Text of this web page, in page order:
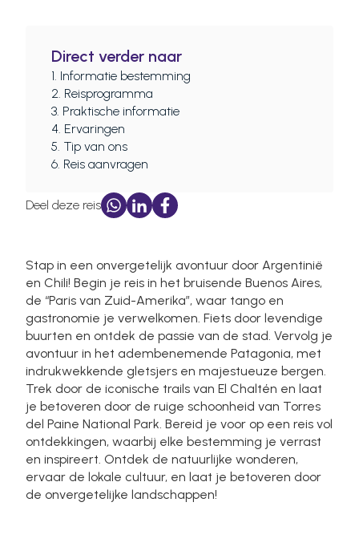
Preferences
Statistics
Marketing
Deny
Stap in een onvergetelijk avontuur door Argentinië
en Chili! Begin je reis in het bruisende Buenos Aires,
de “Paris van Zuid-Amerika”, waar tango en
gastronomie je verwelkomen. Fiets door levendige
buurten en ontdek de passie van de stad. Vervolg je
avontuur in het adembenemende Patagonia, met
indrukwekkende gletsjers en majestueuze bergen.
Trek door de iconische trails van El Chaltén en laat
je betoveren door de ruige schoonheid van Torres
del Paine National Park. Bereid je voor op een reis vol
ontdekkingen, waarbij elke bestemming je verrast
en inspireert. Ontdek de natuurlijke wonderen,
ervaar de lokale cultuur, en laat je betoveren door
de onvergetelijke landschappen!
Direct verder naar
1. Informatie bestemming
2. Reisprogramma
3. Praktische informatie
4. Ervaringen
5. Tip van ons
6. Reis aanvragen
Deel deze reis